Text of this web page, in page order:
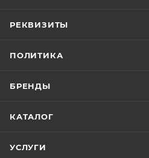
РЕКВИЗИТЫ
ПОЛИТИКА
БРЕНДЫ
КАТАЛОГ
УСЛУГИ